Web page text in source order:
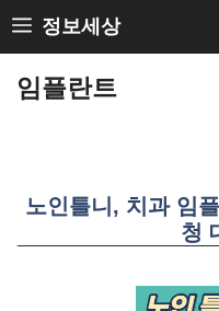
Skip
to
content
정보세상
임플란트
노인틀니, 치과 임
청